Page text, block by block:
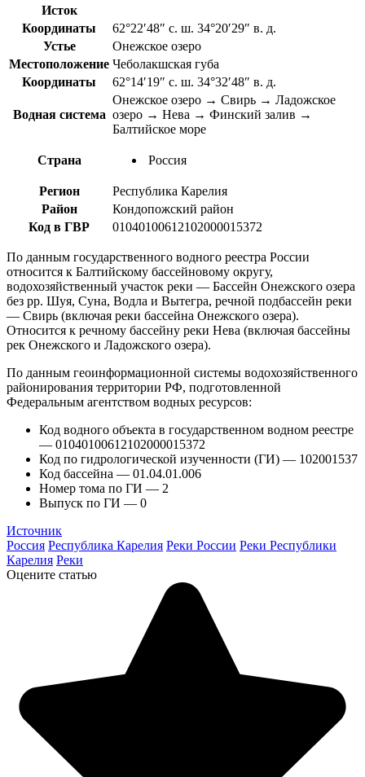
Исток
Координаты
62°22′48″ с. ш. 34°20′29″ в. д.
Устье
Онежское озеро
Местоположение Чеболакшская губа
Координаты
62°14′19″ с. ш. 34°32′48″ в. д.
Водная система
Онежское озеро → Свирь → Ладожское
озеро → Нева → Финский залив →
Балтийское море
Страна Россия
Регион
Республика Карелия
Район
Кондопожский район
Код в ГВР
01040100612102000015372
По данным государственного водного реестра России
относится к Балтийскому бассейновому округу,
водохозяйственный участок реки — Бассейн Онежского озера
без рр. Шуя, Суна, Водла и Вытегра, речной подбассейн реки
— Свирь (включая реки бассейна Онежского озера).
Относится к речному бассейну реки Нева (включая бассейны
рек Онежского и Ладожского озера).
По данным геоинформационной системы водохозяйственного
районирования территории РФ, подготовленной
Федеральным агентством водных ресурсов:
Код водного объекта в государственном водном реестре
— 01040100612102000015372
Код по гидрологической изученности (ГИ) — 102001537
Код бассейна — 01.04.01.006
Номер тома по ГИ — 2
Выпуск по ГИ — 0
Источник
Россия Республика Карелия Реки России Реки Республики
Карелия Реки
Оцените статью